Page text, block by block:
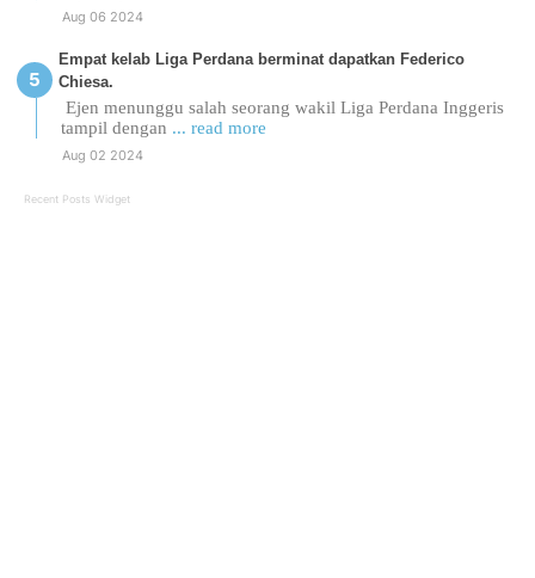
Aug 06 2024
Empat kelab Liga Perdana berminat dapatkan Federico
Chiesa.
Ejen menunggu salah seorang wakil Liga Perdana Inggeris
tampil dengan ... read more
Aug 02 2024
Recent Posts Widget